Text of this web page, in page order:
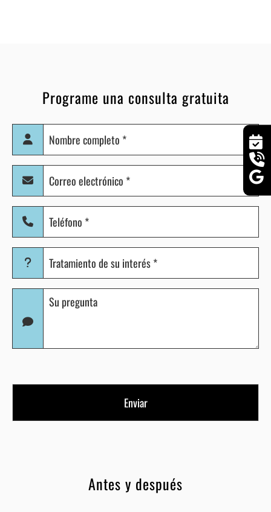
Programe una consulta gratuita
Nombre
completo
(Obligatorio)
Correo
electrónico
(Obligatorio)
Teléfono
(Obligatorio)
Tratamiento
su
(Obligatorio)
Pregunta
Antes y después